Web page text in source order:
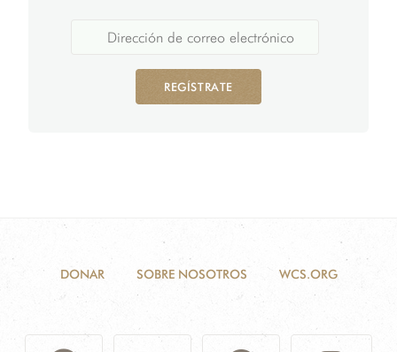
REGÍSTRATE
DONAR SOBRE NOSOTROS WCS.ORG